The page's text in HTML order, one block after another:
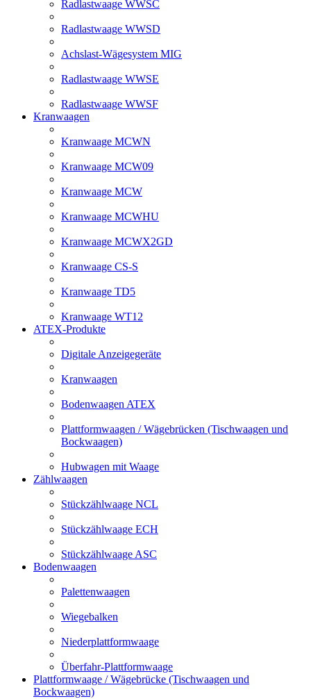
Radlastwaage WWSC
Radlastwaage WWSD
Achslast-Wägesystem MIG
Radlastwaage WWSE
Radlastwaage WWSF
Kranwaagen
Kranwaage MCWN
Kranwaage MCW09
Kranwaage MCW
Kranwaage MCWHU
Kranwaage MCWX2GD
Kranwaage CS-S
Kranwaage TD5
Kranwaage WT12
ATEX-Produkte
Digitale Anzeigegeräte
Kranwaagen
Bodenwaagen ATEX
Plattformwaagen / Wägebrücken (Tischwaagen und
Bockwaagen)
Hubwagen mit Waage
Zählwaagen
Stückzählwaage NCL
Stückzählwaage ECH
Stückzählwaage ASC
Bodenwaagen
Palettenwaagen
Wiegebalken
Niederplattformwaage
Überfahr-Plattformwaage
Plattformwaage / Wägebrücke (Tischwaagen und
Bockwaagen)